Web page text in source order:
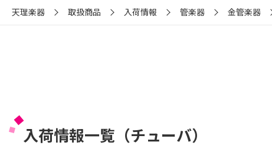
天理楽器 取扱商品 入荷情報 管楽器 金管楽器
入荷情報一覧（チューバ）